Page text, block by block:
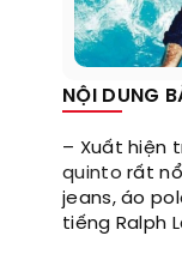
NỘI DUNG
– Xuất hiện
quinto rất
jeans, áo
tiếng Ralph